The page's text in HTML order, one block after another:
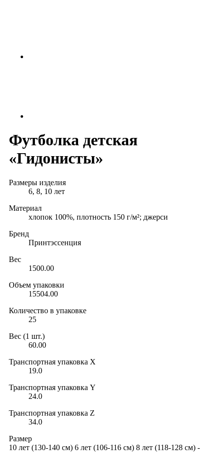
Футболка детская
«Гидонисты»
Размеры изделия
6, 8, 10 лет
Материал
хлопок 100%, плотность 150 г/м²; джерси
Бренд
Принтэссенция
Вес
1500.00
Объем упаковки
15504.00
Количество в упаковке
25
Вес (1 шт.)
60.00
Транспортная упаковка X
19.0
Транспортная упаковка Y
24.0
Транспортная упаковка Z
34.0
Размер
10 лет (130-140 см) 6 лет (106-116 см) 8 лет (118-128 см) -